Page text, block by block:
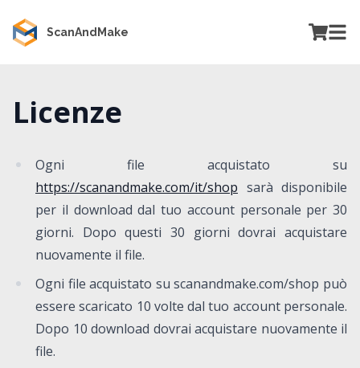
ScanAndMake
Licenze
Ogni file acquistato su
https://scanandmake.com/it/shop sarà disponibile
per il download dal tuo account personale per 30
giorni. Dopo questi 30 giorni dovrai acquistare
nuovamente il file.
Ogni file acquistato su scanandmake.com/shop può
essere scaricato 10 volte dal tuo account personale.
Dopo 10 download dovrai acquistare nuovamente il
file.